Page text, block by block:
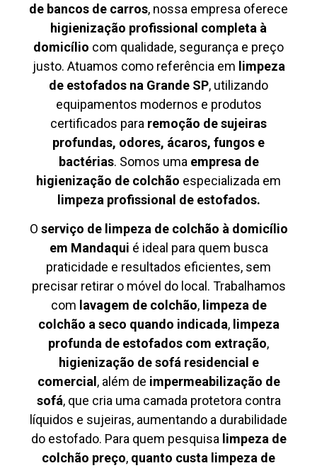
de bancos de carros, nossa empresa oferece
higienização profissional completa à
domicílio com qualidade, segurança e preço
justo. Atuamos como referência em limpeza
de estofados na Grande SP, utilizando
equipamentos modernos e produtos
certificados para remoção de sujeiras
profundas, odores, ácaros, fungos e
bactérias. Somos uma empresa de
higienização de colchão especializada em
limpeza profissional de estofados.
O serviço de limpeza de colchão à domicílio
em Mandaqui é ideal para quem busca
praticidade e resultados eficientes, sem
precisar retirar o móvel do local. Trabalhamos
com lavagem de colchão, limpeza de
colchão a seco quando indicada, limpeza
profunda de estofados com extração,
higienização de sofá residencial e
comercial , além de impermeabilização de
sofá, que cria uma camada protetora contra
líquidos e sujeiras, aumentando a durabilidade
do estofado. Para quem pesquisa limpeza de
colchão preço, quanto custa limpeza de